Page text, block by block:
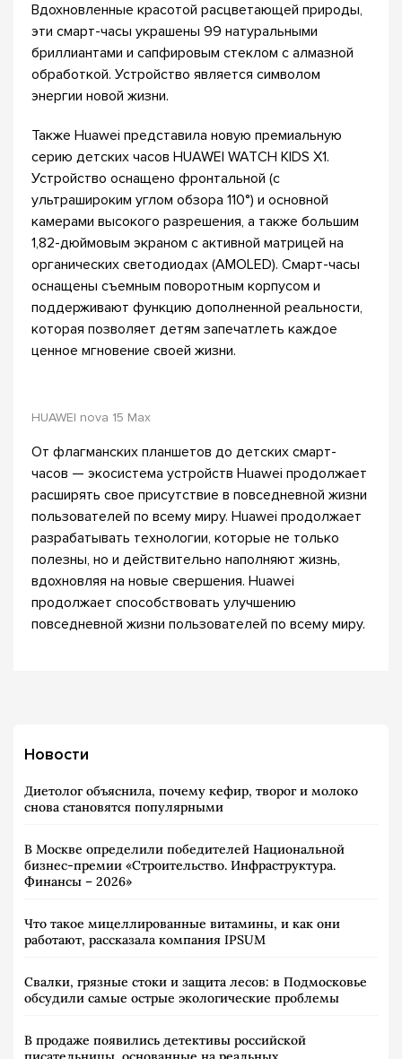
Вдохновленные красотой расцветающей природы,
эти смарт-часы украшены 99 натуральными
бриллиантами и сапфировым стеклом с алмазной
обработкой. Устройство является символом
энергии новой жизни.
Также Huawei представила новую премиальную
серию детских часов HUAWEI WATCH KIDS X1.
Устройство оснащено фронтальной (с
ультрашироким углом обзора 110°) и основной
камерами высокого разрешения, а также большим
1,82-дюймовым экраном c активной матрицей на
органических светодиодах (AMOLED). Смарт-часы
оснащены съемным поворотным корпусом и
поддерживают функцию дополненной реальности,
которая позволяет детям запечатлеть каждое
ценное мгновение своей жизни.
HUAWEI nova 15 Max
От флагманских планшетов до детских смарт-
часов — экосистема устройств Huawei продолжает
расширять свое присутствие в повседневной жизни
пользователей по всему миру. Huawei продолжает
разрабатывать технологии, которые не только
полезны, но и действительно наполняют жизнь,
вдохновляя на новые свершения. Huawei
продолжает способствовать улучшению
повседневной жизни пользователей по всему миру.
Новости
Диетолог объяснила, почему кефир, творог и молоко
снова становятся популярными
В Москве определили победителей Национальной
бизнес-премии «Строительство. Инфраструктура.
Финансы – 2026»
Что такое мицеллированные витамины, и как они
работают, рассказала компания IPSUM
Свалки, грязные стоки и защита лесов: в Подмосковье
обсудили самые острые экологические проблемы
В продаже появились детективы российской